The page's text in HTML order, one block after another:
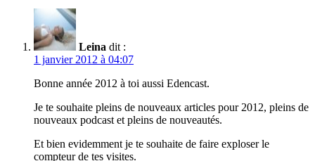
Leina dit :
1 janvier 2012 à 04:07
Bonne année 2012 à toi aussi Edencast.
Je te souhaite pleins de nouveaux articles pour 2012, pleins de
nouveaux podcast et pleins de nouveautés.
Et bien evidemment je te souhaite de faire exploser le
compteur de tes visites.